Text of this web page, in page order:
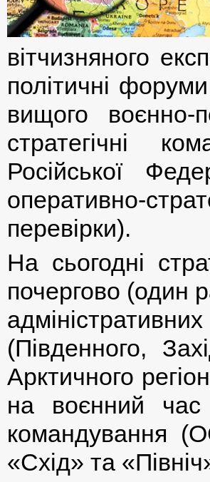
вітчизняного
політичні
вищого воєнно-
стратегічні
Російської
оперативно-
перевірки).
На сьогодні
почергово (один
(Південного,
Арктичного
на воєнний час
командування
«Схід» та